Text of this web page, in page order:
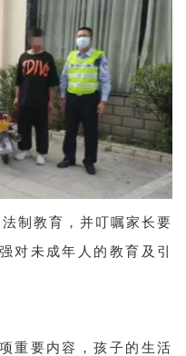
制教育，并叮嘱家长要
对未成年人的教育及引
重要内容，孩子的生活